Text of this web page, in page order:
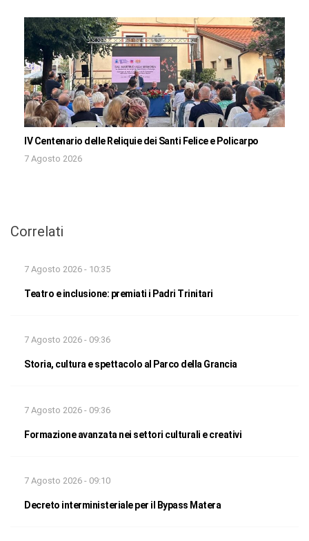
IV Centenario delle Reliquie dei Santi Felice e Policarpo
7 Agosto 2026
Correlati
7 Agosto 2026 - 10:35
Teatro e inclusione: premiati i Padri Trinitari
7 Agosto 2026 - 09:36
Storia, cultura e spettacolo al Parco della Grancia
7 Agosto 2026 - 09:36
Formazione avanzata nei settori culturali e creativi
7 Agosto 2026 - 09:10
Decreto interministeriale per il Bypass Matera